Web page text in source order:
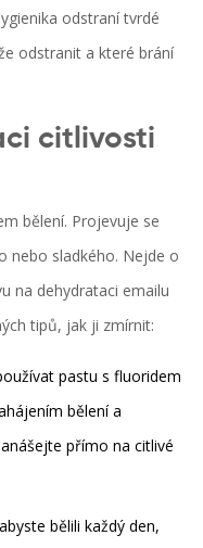
odstraní tvrdé
odstranit a které brání
citlivosti
bělení. Projevuje se
nebo sladkého. Nejde o
na dehydrataci emailu
tipů, jak ji zmírnit:
pastu s fluoridem
bělení a
přímo na citlivé
bělili každý den,